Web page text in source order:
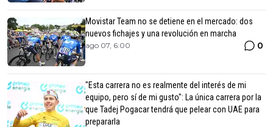
Movistar Team no se detiene en el mercado: dos
nuevos fichajes y una revolución en marcha
ago 07, 6:00 0
"Esta carrera no es realmente del interés de mi
equipo, pero sí de mi gusto": La única carrera por la
que Tadej Pogacar tendrá que pelear con UAE para
prepararla